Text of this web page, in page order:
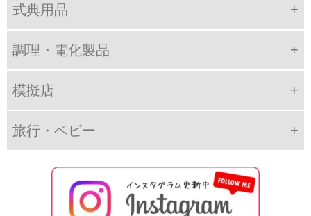
式典用品
調理・電化製品
模擬店
旅行・ベビー